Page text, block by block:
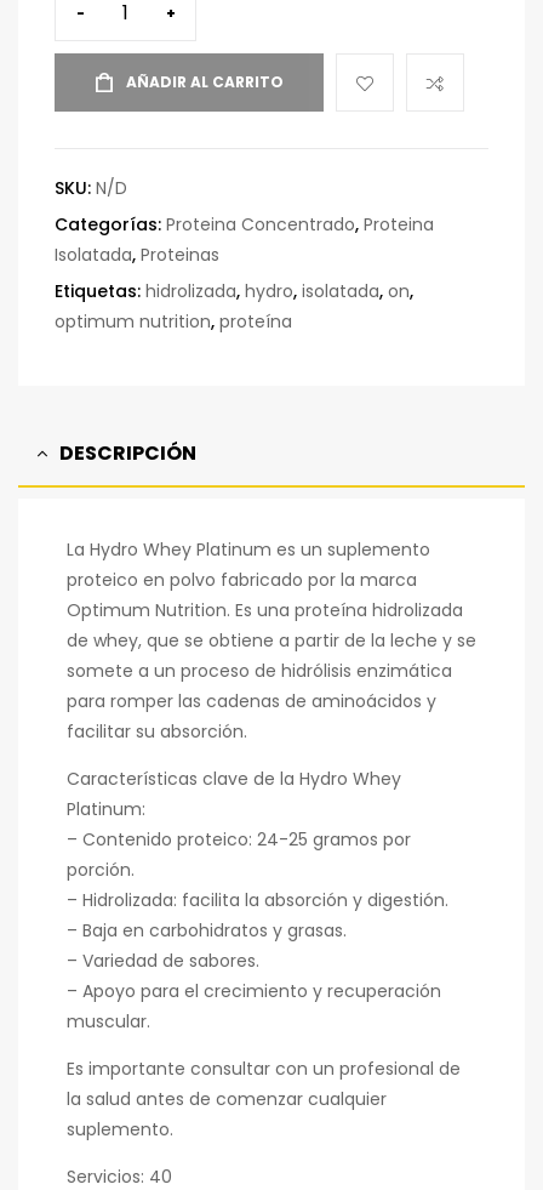
- +
AÑADIR AL CARRITO
SKU: N/D
Categorías: Proteina Concentrado, Proteina
Isolatada, Proteinas
Etiquetas: hidrolizada, hydro, isolatada, on,
optimum nutrition, proteína
DESCRIPCIÓN
La Hydro Whey Platinum es un suplemento
proteico en polvo fabricado por la marca
Optimum Nutrition. Es una proteína hidrolizada
de whey, que se obtiene a partir de la leche y se
somete a un proceso de hidrólisis enzimática
para romper las cadenas de aminoácidos y
facilitar su absorción.
Características clave de la Hydro Whey
Platinum:
– Contenido proteico: 24-25 gramos por
porción.
– Hidrolizada: facilita la absorción y digestión.
– Baja en carbohidratos y grasas.
– Variedad de sabores.
– Apoyo para el crecimiento y recuperación
muscular.
Es importante consultar con un profesional de
la salud antes de comenzar cualquier
suplemento.
Servicios: 40